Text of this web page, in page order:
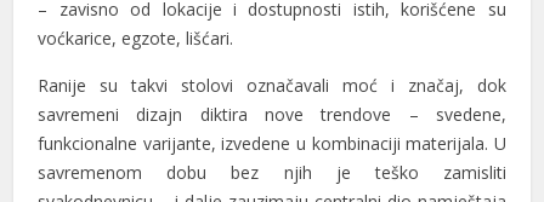
– zavisno od lokacije i dostupnosti istih, korišćene su
voćkarice, egzote, lišćari.
Ranije su takvi stolovi označavali moć i značaj, dok
savremeni dizajn diktira nove trendove – svedene,
funkcionalne varijante, izvedene u kombinaciji materijala. U
savremenom dobu bez njih je teško zamisliti